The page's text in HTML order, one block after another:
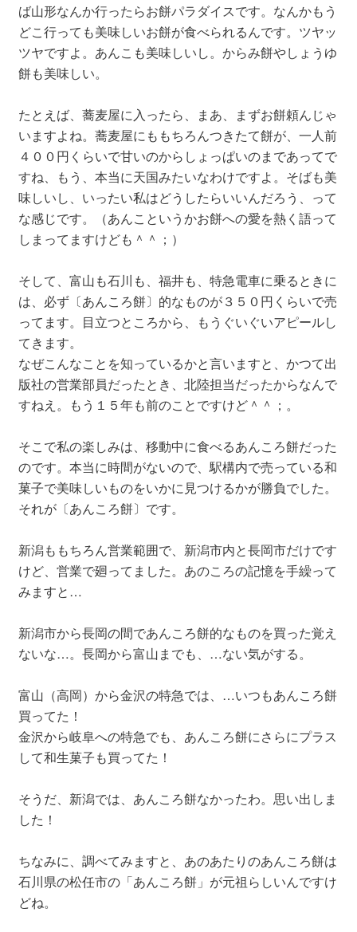
ば山形なんか行ったらお餅パラダイスです。なんかもう
どこ行っても美味しいお餅が食べられるんです。ツヤッ
ツヤですよ。あんこも美味しいし。からみ餅やしょうゆ
餅も美味しい。
たとえば、蕎麦屋に入ったら、まあ、まずお餅頼んじゃ
いますよね。蕎麦屋にももちろんつきたて餅が、一人前
４００円くらいで甘いのからしょっぱいのまであってで
すね、もう、本当に天国みたいなわけですよ。そばも美
味しいし、いったい私はどうしたらいいんだろう、って
な感じです。（あんこというかお餅への愛を熱く語って
しまってますけども＾＾；）
そして、富山も石川も、福井も、特急電車に乗るときに
は、必ず〔あんころ餅〕的なものが３５０円くらいで売
ってます。目立つところから、もうぐいぐいアピールし
てきます。
なぜこんなことを知っているかと言いますと、かつて出
版社の営業部員だったとき、北陸担当だったからなんで
すねえ。もう１５年も前のことですけど＾＾；。
そこで私の楽しみは、移動中に食べるあんころ餅だった
のです。本当に時間がないので、駅構内で売っている和
菓子で美味しいものをいかに見つけるかが勝負でした。
それが〔あんころ餅〕です。
新潟ももちろん営業範囲で、新潟市内と長岡市だけです
けど、営業で廻ってました。あのころの記憶を手繰って
みますと…
新潟市から長岡の間であんころ餅的なものを買った覚え
ないな…。長岡から富山までも、…ない気がする。
富山（高岡）から金沢の特急では、…いつもあんころ餅
買ってた！
金沢から岐阜への特急でも、あんころ餅にさらにプラス
して和生菓子も買ってた！
そうだ、新潟では、あんころ餅なかったわ。思い出しま
した！
ちなみに、調べてみますと、あのあたりのあんころ餅は
石川県の松任市の「あんころ餅」が元祖らしいんですけ
どね。